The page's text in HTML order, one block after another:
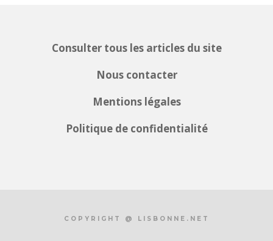
Consulter tous les articles du site
Nous contacter
Mentions légales
Politique de confidentialité
COPYRIGHT @ LISBONNE.NET